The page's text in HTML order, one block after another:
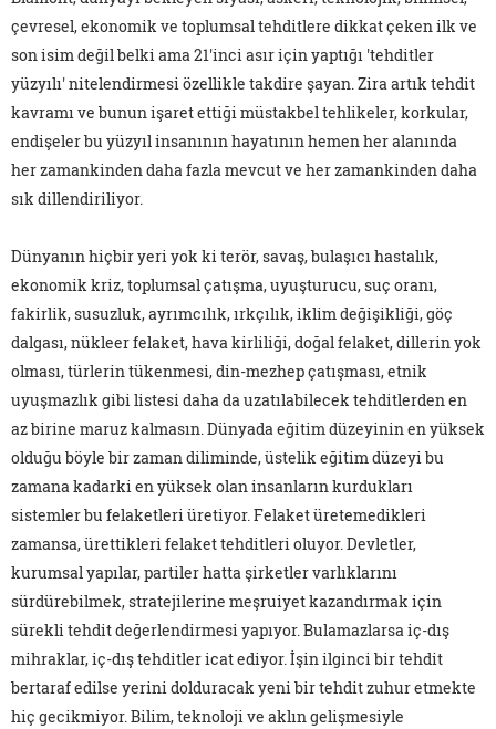
çevresel, ekonomik ve toplumsal tehditlere dikkat çeken ilk ve
son isim değil belki ama 21'inci asır için yaptığı 'tehditler
yüzyılı' nitelendirmesi özellikle takdire şayan. Zira artık tehdit
kavramı ve bunun işaret ettiği müstakbel tehlikeler, korkular,
endişeler bu yüzyıl insanının hayatının hemen her alanında
her zamankinden daha fazla mevcut ve her zamankinden daha
sık dillendiriliyor.
Dünyanın hiçbir yeri yok ki terör, savaş, bulaşıcı hastalık,
ekonomik kriz, toplumsal çatışma, uyuşturucu, suç oranı,
fakirlik, susuzluk, ayrımcılık, ırkçılık, iklim değişikliği, göç
dalgası, nükleer felaket, hava kirliliği, doğal felaket, dillerin yok
olması, türlerin tükenmesi, din-mezhep çatışması, etnik
uyuşmazlık gibi listesi daha da uzatılabilecek tehditlerden en
az birine maruz kalmasın. Dünyada eğitim düzeyinin en yüksek
olduğu böyle bir zaman diliminde, üstelik eğitim düzeyi bu
zamana kadarki en yüksek olan insanların kurdukları
sistemler bu felaketleri üretiyor. Felaket üretemedikleri
zamansa, ürettikleri felaket tehditleri oluyor. Devletler,
kurumsal yapılar, partiler hatta şirketler varlıklarını
sürdürebilmek, stratejilerine meşruiyet kazandırmak için
sürekli tehdit değerlendirmesi yapıyor. Bulamazlarsa iç-dış
mihraklar, iç-dış tehditler icat ediyor. İşin ilginci bir tehdit
bertaraf edilse yerini dolduracak yeni bir tehdit zuhur etmekte
hiç gecikmiyor. Bilim, teknoloji ve aklın gelişmesiyle